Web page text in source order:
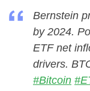
Bernstein
by 2024.
ETF net
drivers.
#Bitcoin